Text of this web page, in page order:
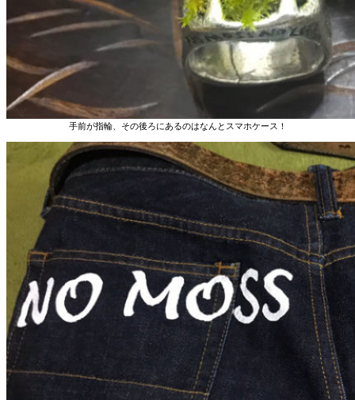
手前が指輪、その後ろにあるのはなんとスマホケース！